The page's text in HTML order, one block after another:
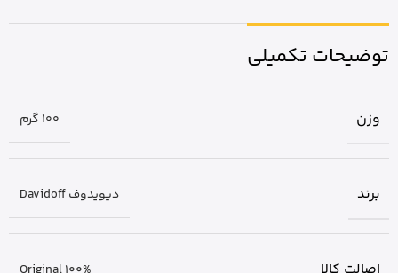
توضیحات تکمیلی
وزن 100 گرم
برند دیویدوف Davidoff